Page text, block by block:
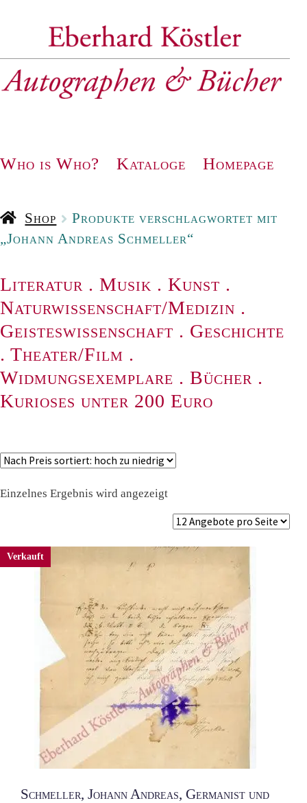
Navigation
Who is Who? Kataloge Homepage
Shop
Produkte verschlagwortet mit
„Johann Andreas Schmeller“
Literatur . Musik . Kunst .
Naturwissenschaft/Medizin .
Geisteswissenschaft . Geschichte
. Theater/Film .
Widmungsexemplare . Bücher .
Kurioses unter 200 Euro
Einzelnes Ergebnis wird angezeigt
Verkauft
Schmeller, Johann Andreas, Germanist und